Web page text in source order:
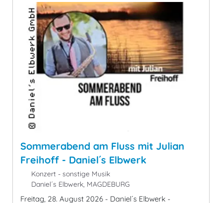
Sommerabend am Fluss mit Julian
Freihoff - Daniel´s Elbwerk
Konzert - sonstige Musik
Daniel´s Elbwerk, MAGDEBURG
Freitag, 28. August 2026 - Daniel´s Elbwerk -